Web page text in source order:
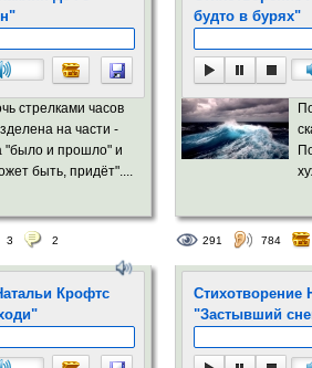
стрелками часов
на части -
"было и прошло" и
быть, придёт"....
3 2
будто в бурях"
291 784
Крофтс
Стихотворение
"Застывший